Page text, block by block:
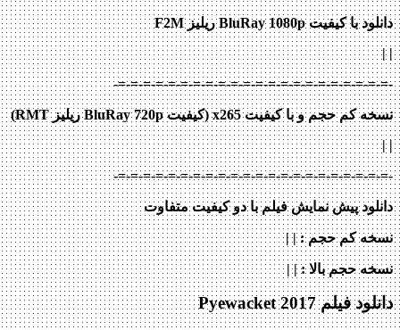
دانلود با کیفیت BluRay 1080p ریلیز F2M
|
|
-=-=-=-=-=-=-=-=-=-=-=-=-=-=-=-=-=-=-=-=-=-=-
نسخه کم حجم و با کیفیت x265 (کیفیت BluRay 720p ریلیز RMT)
| |
-=-=-=-=-=-=-=-=-=-=-=-=-=-=-=-=-=-=-=-=-=-=-
دانلود پیش نمایش فیلم با دو کیفیت متفاوت
نسخه کم حجم: | |
نسخه حجم بالا: | |
دانلود فیلم Pyewacket 2017